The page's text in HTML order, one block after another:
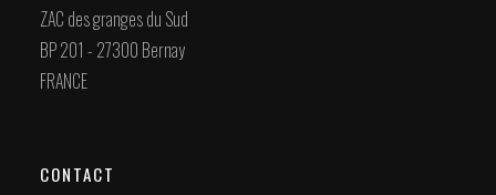
ZAC des granges du Sud
BP 201 - 27300 Bernay
FRANCE
CONTACT